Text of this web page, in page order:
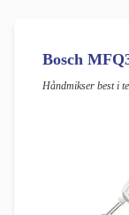
Bosch
Håndmikser best i